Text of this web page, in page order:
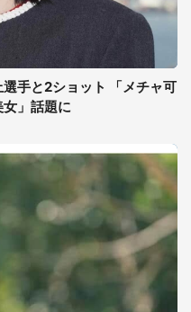
手と2ショット 「メチャ可
」話題に